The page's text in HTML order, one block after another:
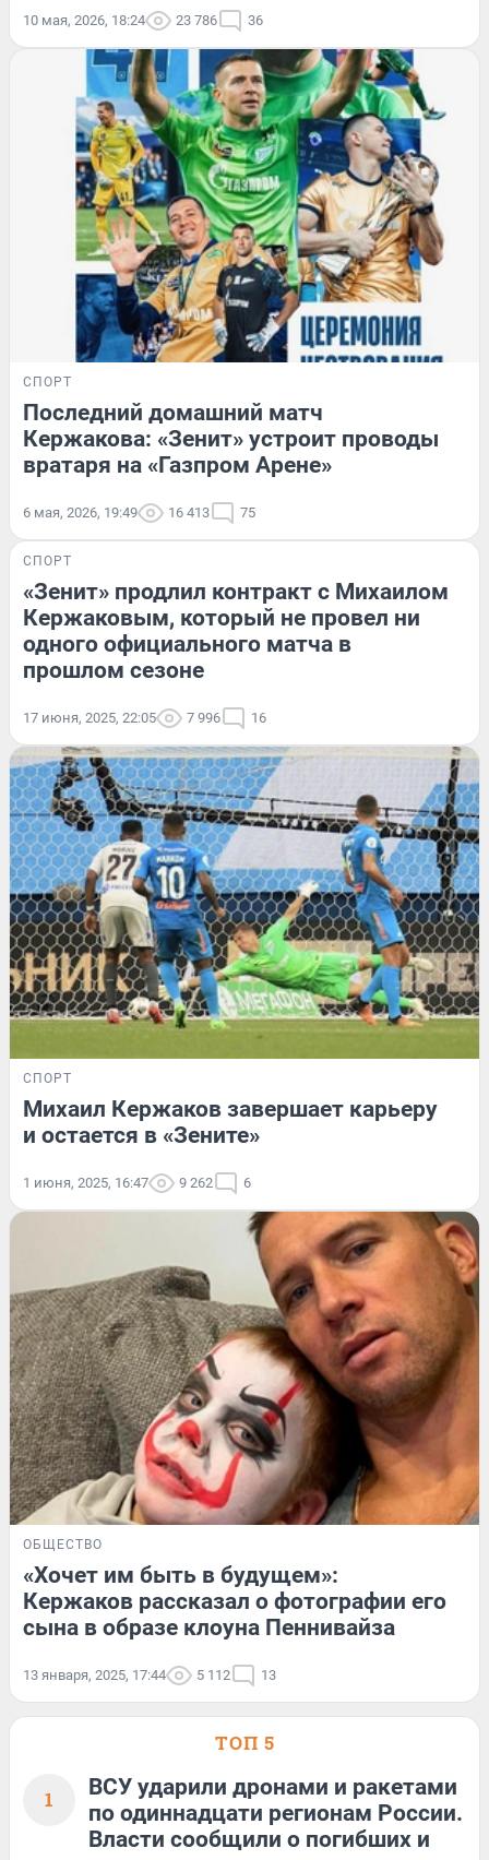
10 мая, 2026, 18:24 23 786 36
СПОРТ
Последний домашний матч
Кержакова: «Зенит» устроит проводы
вратаря на «Газпром Арене»
6 мая, 2026, 19:49 16 413 75
СПОРТ
«Зенит» продлил контракт с Михаилом
Кержаковым, который не провел ни
одного официального матча в
прошлом сезоне
17 июня, 2025, 22:05 7 996 16
СПОРТ
Михаил Кержаков завершает карьеру
и остается в «Зените»
1 июня, 2025, 16:47 9 262 6
ОБЩЕСТВО
«Хочет им быть в будущем»:
Кержаков рассказал о фотографии его
сына в образе клоуна Пеннивайза
13 января, 2025, 17:44 5 112 13
ТОП 5
1
ВСУ ударили дронами и ракетами
по одиннадцати регионам России.
Власти сообщили о погибших и